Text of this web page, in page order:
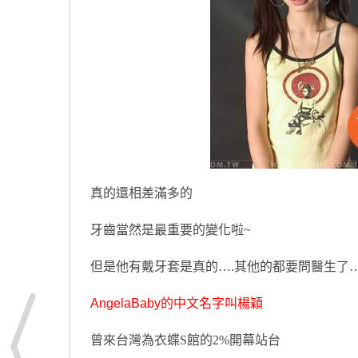
真的還相差滿多的
牙齒當然是最重要的變化啦~
但是他有戴牙套是真的….其他的都要問醫生了
AngelaBaby的中文名字叫楊穎
曾來台灣為衣蝶S館的2%開幕站台